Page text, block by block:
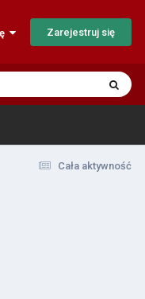
Zarejestruj się
Cała aktywność